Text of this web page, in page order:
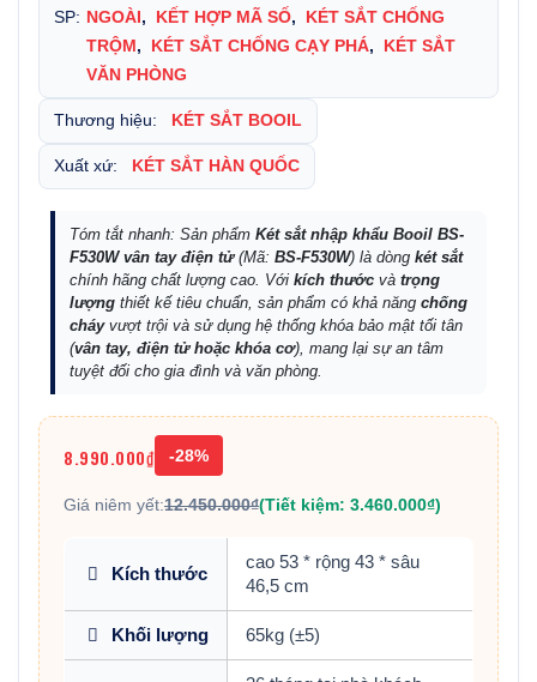
SP: NGOÀI , KẾT HỢP MÃ SỐ,
KÉT SẮT CHỐNG
TRỘM , KÉT SẮT CHỐNG CẠY PHÁ,
KÉT SẮT
VĂN PHÒNG
Thương hiệu: KÉT SẮT BOOIL
Xuất xứ: KÉT SẮT HÀN QUỐC
Tóm tắt nhanh: Sản phẩm Két sắt nhập khẩu Booil BS-
F530W vân tay điện tử(Mã: BS-F530W) là dòng két sắt
chính hãng chất lượng cao. Với kích thước và trọng
lượng thiết kế tiêu chuẩn, sản phẩm có khả năng chống
cháyvượt trội và sử dụng hệ thống khóa bảo mật tối tân
(vân tay, điện tử hoặc khóa cơ), mang lại sự an tâm
tuyệt đối cho gia đình và văn phòng.
8.990.000₫ -28%
Giá niêm yết:12.450.000₫(Tiết kiệm: 3.460.000₫)
Kích thước
cao 53 * rộng 43 * sâu
46,5 cm
Khối lượng 65kg (±5)